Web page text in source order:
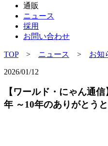
通販
ニュース
採用
お問い合わせ
TOP> ニュース > お知
2026/01/12
【ワールド・にゃん通
年 ～10年のありがとう